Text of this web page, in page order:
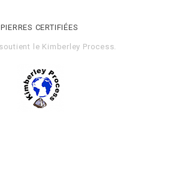
PIERRES CERTIFIÉES
le Kimberley Process